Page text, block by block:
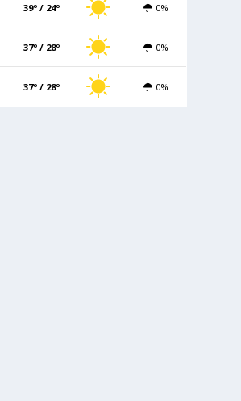
39º / 24º 0%
37º / 28º 0%
37º / 28º 0%